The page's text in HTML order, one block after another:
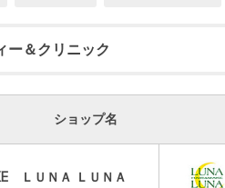
ー＆クリニック
ショップ名
ＬＵＮＡ ＬＵＮＡ